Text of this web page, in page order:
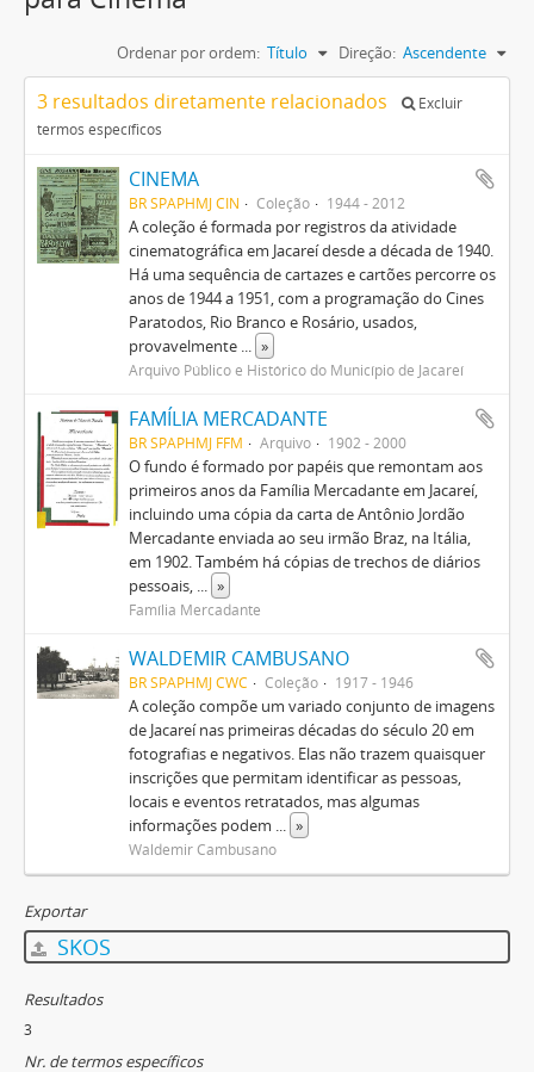
Ordenar por ordem: Título Direção: Ascendente
3 resultados diretamente relacionados
Excluir
termos específicos
CINEMA
BR SPAPHMJ CIN Coleção 1944 - 2012
A coleção é formada por registros da atividade
cinematográfica em Jacareí desde a década de 1940.
Há uma sequência de cartazes e cartões percorre os
anos de 1944 a 1951, com a programação do Cines
Paratodos, Rio Branco e Rosário, usados,
provavelmente ... »
Arquivo Público e Histórico do Município de Jacareí
FAMÍLIA MERCADANTE
BR SPAPHMJ FFM Arquivo 1902 - 2000
O fundo é formado por papéis que remontam aos
primeiros anos da Família Mercadante em Jacareí,
incluindo uma cópia da carta de Antônio Jordão
Mercadante enviada ao seu irmão Braz, na Itália,
em 1902. Também há cópias de trechos de diários
pessoais, ... »
Família Mercadante
WALDEMIR CAMBUSANO
BR SPAPHMJ CWC Coleção 1917 - 1946
A coleção compõe um variado conjunto de imagens
de Jacareí nas primeiras décadas do século 20 em
fotografias e negativos. Elas não trazem quaisquer
inscrições que permitam identificar as pessoas,
locais e eventos retratados, mas algumas
informações podem ... »
Waldemir Cambusano
Exportar
SKOS
Resultados
3
Nr. de termos específicos